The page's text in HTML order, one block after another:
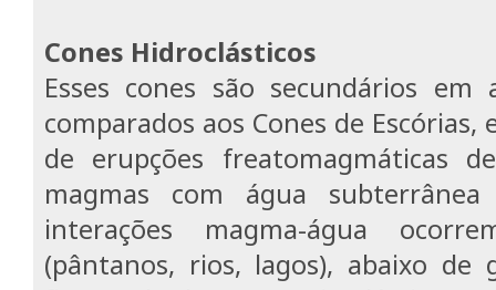
Cones Hidroclásticos
Esses cones são secundários em
comparados aos Cones de
de erupções freatomagmáticas
magmas com água
interações magma-água
(pântanos, rios, lagos), abaixo de